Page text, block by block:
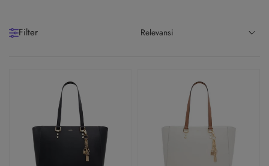
Relevansi
Filter
PRICE
Rp 1.119.200
GENDER
PRODUCT TYPE